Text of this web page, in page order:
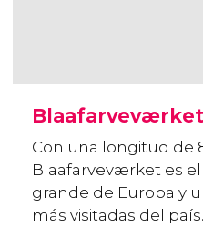
Blaafarveværket
Con una longitud de
Blaafarveværket es
grande de Europa y
más visitadas del